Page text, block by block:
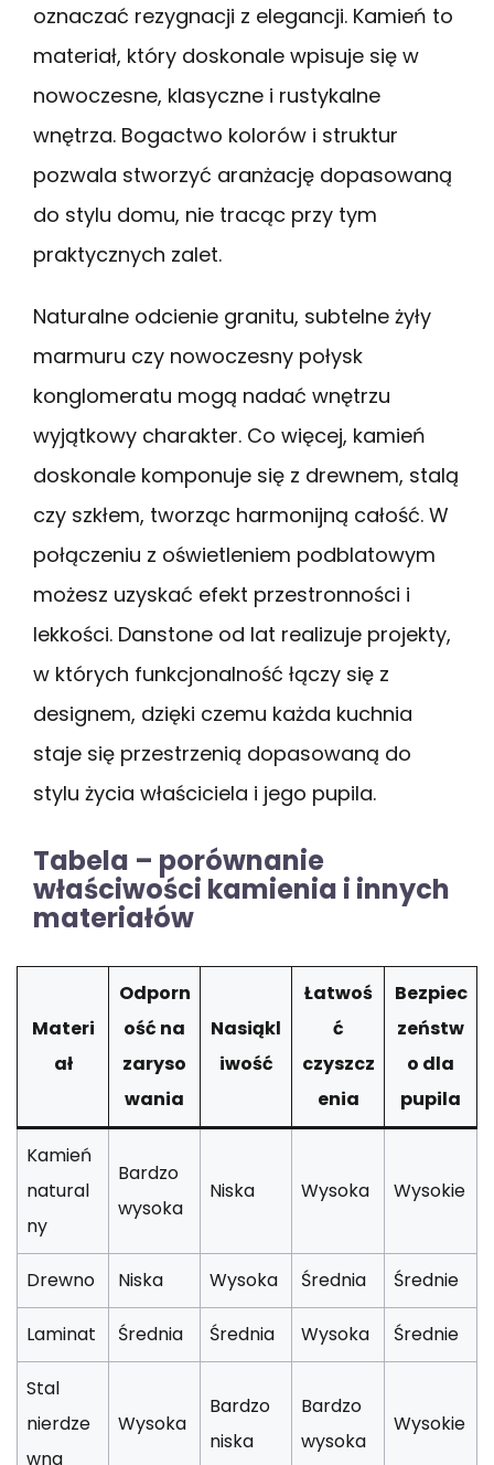
oznaczać rezygnacji z elegancji. Kamień to
materiał, który doskonale wpisuje się w
nowoczesne, klasyczne i rustykalne
wnętrza. Bogactwo kolorów i struktur
pozwala stworzyć aranżację dopasowaną
do stylu domu, nie tracąc przy tym
praktycznych zalet.
Naturalne odcienie granitu, subtelne żyły
marmuru czy nowoczesny połysk
konglomeratu mogą nadać wnętrzu
wyjątkowy charakter. Co więcej, kamień
doskonale komponuje się z drewnem, stalą
czy szkłem, tworząc harmonijną całość. W
połączeniu z oświetleniem podblatowym
możesz uzyskać efekt przestronności i
lekkości. Danstone od lat realizuje projekty,
w których funkcjonalność łączy się z
designem, dzięki czemu każda kuchnia
staje się przestrzenią dopasowaną do
stylu życia właściciela i jego pupila.
Tabela – porównanie
właściwości kamienia i innych
materiałów
Materi
ał
Odporn
ość na
zaryso
wania
Nasiąkl
iwość
Łatwoś
ć
czyszcz
enia
Bezpiec
zeństw
o dla
pupila
Kamień
natural
ny
Bardzo
wysoka
Niska Wysoka Wysokie
Drewno Niska Wysoka Średnia Średnie
Laminat Średnia Średnia Wysoka Średnie
Stal
nierdze
wna
Wysoka
Bardzo
niska
Bardzo
wysoka
Wysokie